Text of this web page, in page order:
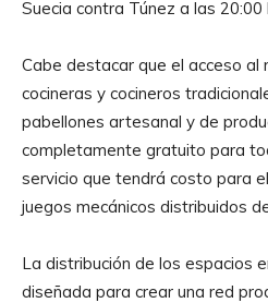
Suecia contra Túnez a las 20:00
Cabe destacar que el acceso al
cocineras y cocineros
pabellones artesanal y de
completamente gratuito para
servicio que tendrá costo para
juegos mecánicos distribuidos
La distribución de los espacios
diseñada para crear una red